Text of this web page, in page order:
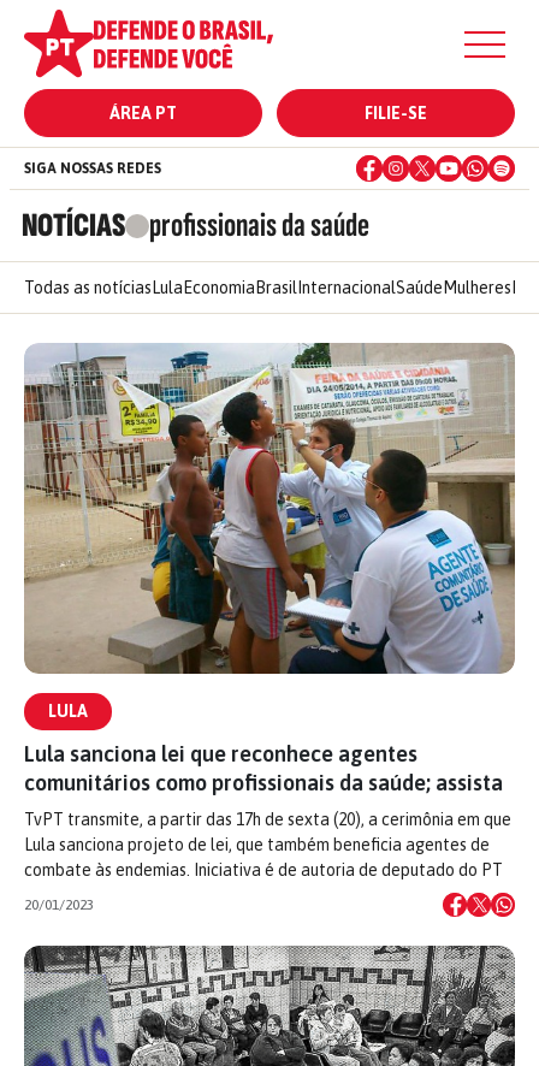
ÁREA PT FILIE-SE
NOTÍCIAS profissionais da saúde
SIGA NOSSAS REDES
Todas as notícias Lula Economia Brasil InternacionalSaúde Mulheres
LULA
Lula sanciona lei que reconhece agentes
comunitários como profissionais da saúde; assista
TvPT transmite, a partir das 17h de sexta (20), a cerimônia em que
Lula sanciona projeto de lei, que também beneficia agentes de
combate às endemias. Iniciativa é de autoria de deputado do PT
20/01/2023